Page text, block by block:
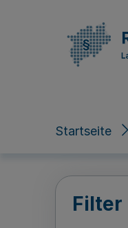
Startseite
Filter